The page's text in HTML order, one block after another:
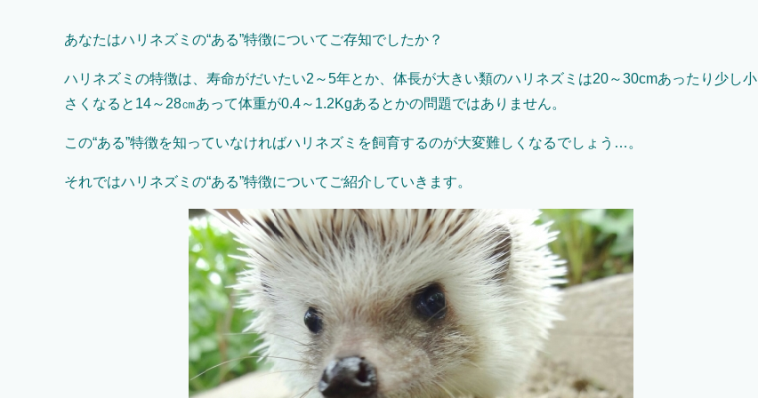
あなたはハリネズミの“ある”特徴についてご存知でしたか？
ハリネズミの特徴は、寿命がだいたい2～5年とか、体長が大きい類のハリネズミは20～30cmあったり少し小
さくなると14～28㎝あって体重が0.4～1.2Kgあるとかの問題ではありません。
この“ある”特徴を知っていなければハリネズミを飼育するのが大変難しくなるでしょう…。
それではハリネズミの“ある”特徴についてご紹介していきます。